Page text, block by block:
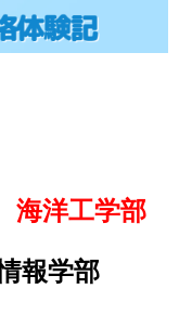
海洋工学部
報学部